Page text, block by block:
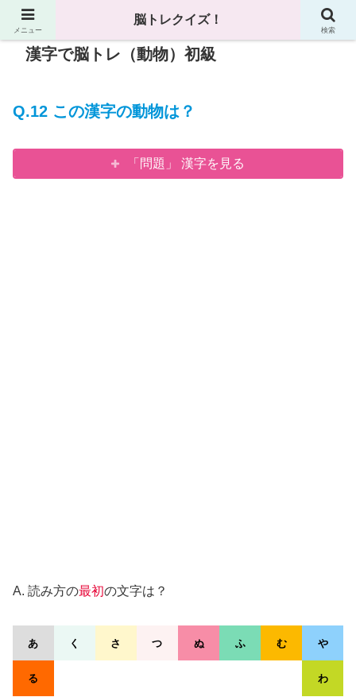
漢字で脳トレ（動物）初級
Q.12 この漢字の動物は？
「問題」 漢字を見る
A. 読み方の最初の文字は？
あ く さ つ ぬ ふ む や
る わ
メニュー
脳トレクイズ！
検索